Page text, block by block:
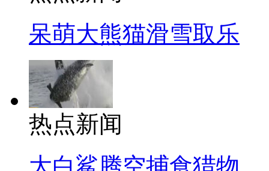
呆萌大熊猫滑雪取乐
热点新闻
大白鲨腾空捕食猎物